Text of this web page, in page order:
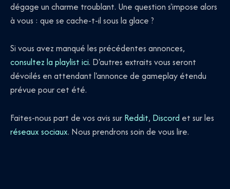
dégage un charme troublant. Une question s'impose alors
à vous : que se cache-t-il sous la glace ?
Si vous avez manqué les précédentes annonces,
consultez la playlist ici. D'autres extraits vous seront
dévoilés en attendant l'annonce de gameplay étendu
prévue pour cet été.
Faites-nous part de vos avis sur Reddit, Discord et sur les
réseaux sociaux. Nous prendrons soin de vous lire.